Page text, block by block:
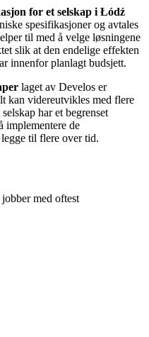
for et selskap i Łódź
spesifikasjoner og avtales
til med å velge løsningene
slik at den endelige effekten
innenfor planlagt budsjett.
laget av Develos er
kan videreutvikles med flere
har et begrenset
implementere de
til flere over tid.
med oftest